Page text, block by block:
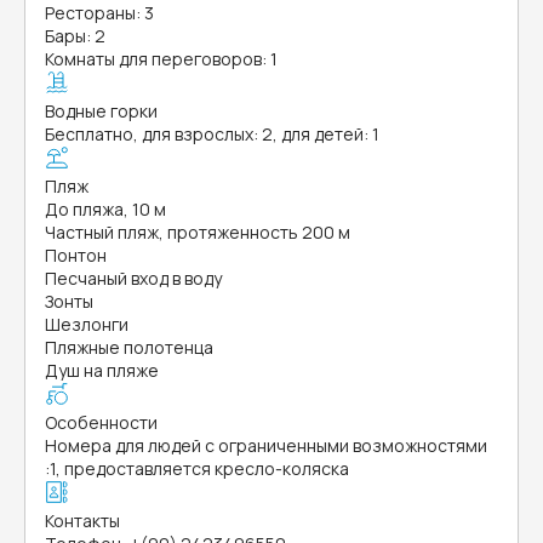
Рестораны: 3
Бары: 2
Комнаты для переговоров: 1
Водные горки
Бесплатно, для взрослых: 2, для детей: 1
Пляж
До пляжа, 10 м
Частный пляж, протяженность 200 м
Понтон
Песчаный вход в воду
Зонты
Шезлонги
Пляжные полотенца
Душ на пляже
Особенности
Номера для людей с ограниченными возможностями
:1, предоставляется кресло-коляска
Контакты